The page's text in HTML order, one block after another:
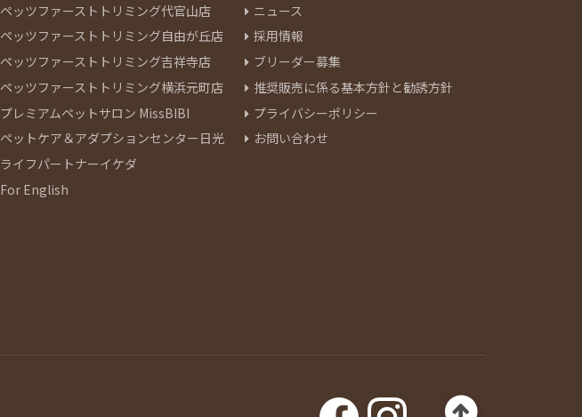
ペッツファーストトリミング代官山店
ペッツファーストトリミング自由が丘店
ペッツファーストトリミング吉祥寺店
ペッツファーストトリミング横浜元町店
プレミアムペットサロン MissBIBI
ペットケア＆アダプションセンター日光
ライフパートナーイケダ
For English
ニュース
採用情報
ブリーダー募集
推奨販売に係る基本方針と勧誘方針
プライバシーポリシー
お問い合わせ